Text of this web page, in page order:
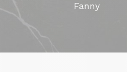
Fanny